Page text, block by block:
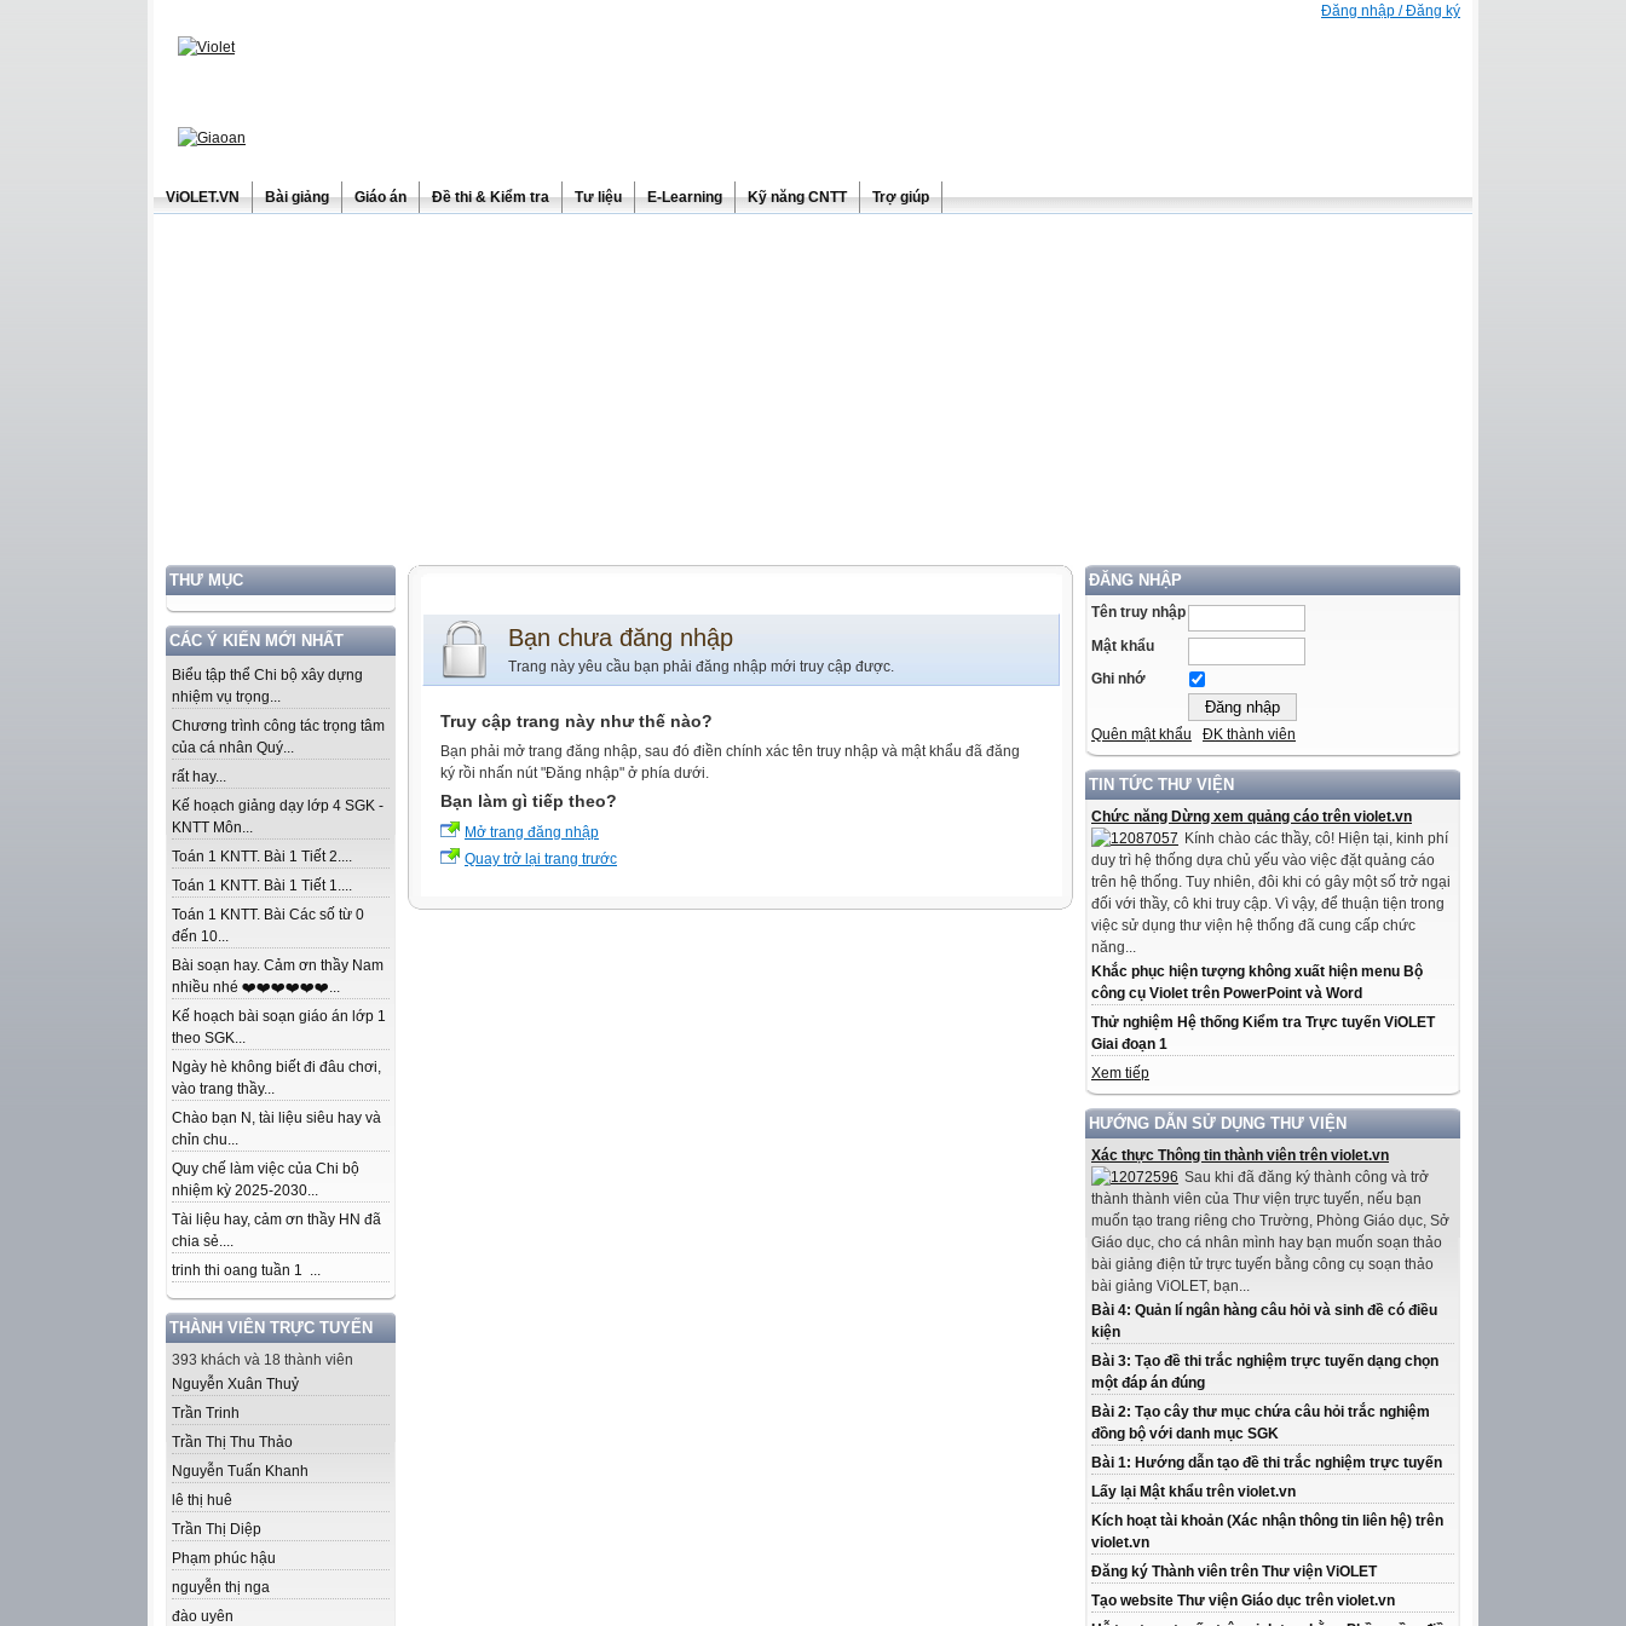
Đăng nhập / Đăng ký
ViOLET.VN Bài giảng Giáo án Đề thi & Kiểm tra Tư liệu E-Learning Kỹ năng CNTT Trợ giúp
THƯ MỤC
CÁC Ý KIẾN MỚI NHẤT
Biểu tập thể Chi bộ xây dựng
nhiệm vụ trọng...
Chương trình công tác trọng tâm
của cá nhân Quý...
rất hay...
Kế hoạch giảng dạy lớp 4 SGK -
KNTT Môn...
Toán 1 KNTT. Bài 1 Tiết 2....
Toán 1 KNTT. Bài 1 Tiết 1....
Toán 1 KNTT. Bài Các số từ 0
đến 10...
Bài soạn hay. Cảm ơn thầy Nam
nhiều nhé ❤️❤️❤️❤️❤️❤️...
Kế hoạch bài soạn giáo án lớp 1
theo SGK...
Ngày hè không biết đi đâu chơi,
vào trang thầy...
Chào bạn N, tài liệu siêu hay và
chỉn chu...
Quy chế làm việc của Chi bộ
nhiệm kỳ 2025-2030...
Tài liệu hay, cảm ơn thầy HN đã
chia sẻ....
trinh thi oang tuần 1 ...
THÀNH VIÊN TRỰC TUYẾN
393 khách và 18 thành viên
Nguyễn Xuân Thuỷ
Trần Trinh
Trần Thị Thu Thảo
Nguyễn Tuấn Khanh
lê thị huê
Trần Thị Diệp
Phạm phúc hậu
nguyễn thị nga
đào uyên
ĐĂNG NHẬP
Tên truy nhập
Mật khẩu
Ghi nhớ
Quên mật khẩu ĐK thành viên
TIN TỨC THƯ VIỆN
Chức năng Dừng xem quảng cáo trên violet.vn
Kính chào các thầy, cô! Hiện tại, kinh phí
duy trì hệ thống dựa chủ yếu vào việc đặt quảng cáo
trên hệ thống. Tuy nhiên, đôi khi có gây một số trở ngại
đối với thầy, cô khi truy cập. Vì vậy, để thuận tiện trong
việc sử dụng thư viện hệ thống đã cung cấp chức
năng...
Khắc phục hiện tượng không xuất hiện menu Bộ
công cụ Violet trên PowerPoint và Word
Thử nghiệm Hệ thống Kiểm tra Trực tuyến ViOLET
Giai đoạn 1
Xem tiếp
HƯỚNG DẪN SỬ DỤNG THƯ VIỆN
Xác thực Thông tin thành viên trên violet.vn
Sau khi đã đăng ký thành công và trở
thành thành viên của Thư viện trực tuyến, nếu bạn
muốn tạo trang riêng cho Trường, Phòng Giáo dục, Sở
Giáo dục, cho cá nhân mình hay bạn muốn soạn thảo
bài giảng điện tử trực tuyến bằng công cụ soạn thảo
bài giảng ViOLET, bạn...
Bài 4: Quản lí ngân hàng câu hỏi và sinh đề có điều
kiện
Bài 3: Tạo đề thi trắc nghiệm trực tuyến dạng chọn
một đáp án đúng
Bài 2: Tạo cây thư mục chứa câu hỏi trắc nghiệm
đồng bộ với danh mục SGK
Bài 1: Hướng dẫn tạo đề thi trắc nghiệm trực tuyến
Lấy lại Mật khẩu trên violet.vn
Kích hoạt tài khoản (Xác nhận thông tin liên hệ) trên
violet.vn
Đăng ký Thành viên trên Thư viện ViOLET
Tạo website Thư viện Giáo dục trên violet.vn
Bạn chưa đăng nhập
Trang này yêu cầu bạn phải đăng nhập mới truy cập được.
Truy cập trang này như thế nào?
Bạn phải mở trang đăng nhập, sau đó điền chính xác tên truy nhập và mật khẩu đã đăng
ký rồi nhấn nút "Đăng nhập" ở phía dưới.
Bạn làm gì tiếp theo?
Mở trang đăng nhập
Quay trở lại trang trước